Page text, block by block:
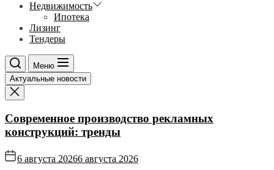
Недвижимость
Ипотека
Лизинг
Тендеры
Меню
Актуальные новости
Современное производство рекламных
конструкций: тренды
6 августа 20266 августа 2026